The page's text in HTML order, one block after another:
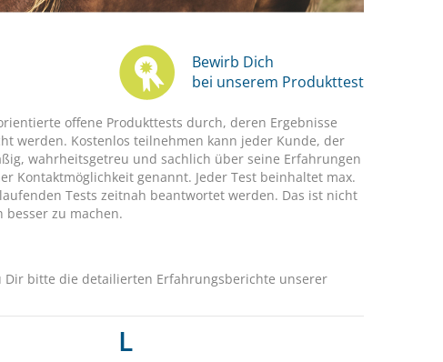
Bewirb Dich
bei unserem Produkttest
offene Produkttests durch, deren Ergebnisse
werden. Kostenlos teilnehmen kann jeder Kunde, der
wahrheitsgetreu und sachlich über seine Erfahrungen
Kontaktmöglichkeit genannt. Jeder Test beinhaltet max.
Tests zeitnah beantwortet werden. Das ist nicht
zu machen.
Dir bitte die detailierten Erfahrungsberichte unserer
L